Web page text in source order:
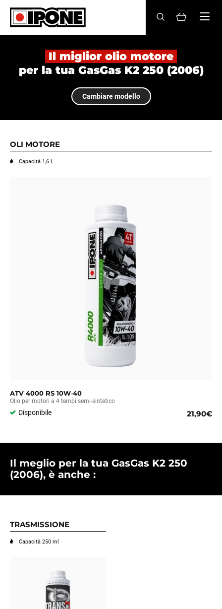
Ipone
OLI MOTORE
CURA
MANUTENZIONE
LIFESTYLE
LA MARCA
DE BE
Il miglior olio motore
per la tua GasGas K2 250 (2006)
Cambiare modello
OLI MOTORE
Capacità 1,6 L
ATV 4000 RS 10W‑40
Olio per motori a 4 tempi semi-sintetico
Disponibile 21,90€
Il meglio per la tua GasGas K2 250
(2006), è anche :
TRASMISSIONE
Capacità 250 ml